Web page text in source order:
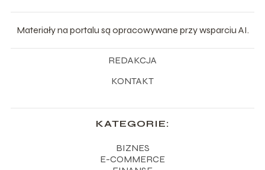
Materiały na portalu są opracowywane przy wsparciu AI.
REDAKCJA
KONTAKT
KATEGORIE:
BIZNES
E-COMMERCE